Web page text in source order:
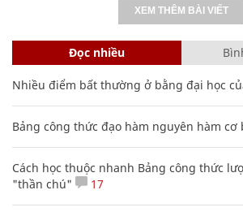
XEM THÊM BÀI VIẾT
Đọc nhiều
Nhiều điểm bất thường ở bằng đại học
Bảng công thức đạo hàm nguyên hàm cơ
Cách học thuộc nhanh Bảng công thức
"thần chú"
17